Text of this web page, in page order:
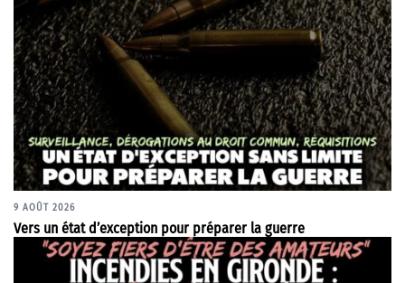
9 AOÛT 2026
Vers un état d’exception pour préparer la guerre